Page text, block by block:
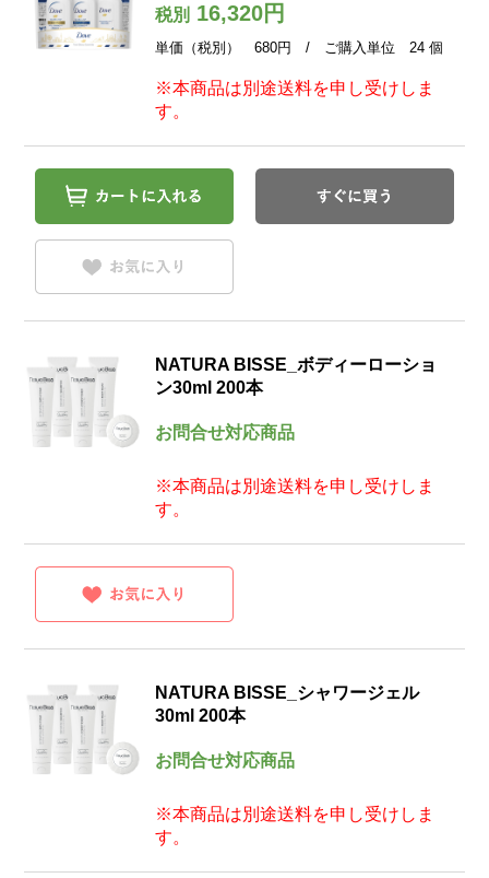
税別16,320円
単価（税別） 680円 / ご購入単位 24 個
※本商品は別途送料を申し受けしま
す。
NATURA BISSE_ボディーローショ
ン30ml 200本
お問合せ対応商品
※本商品は別途送料を申し受けしま
す。
NATURA BISSE_シャワージェル
30ml 200本
お問合せ対応商品
※本商品は別途送料を申し受けしま
す。